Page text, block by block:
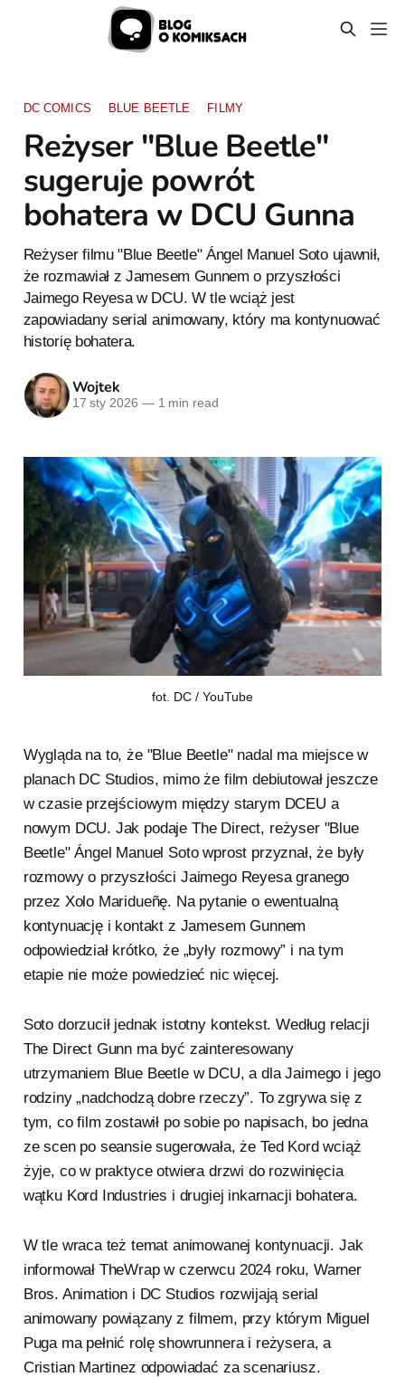
DC COMICS BLUE BEETLE FILMY
Reżyser "Blue Beetle"
sugeruje powrót
bohatera w DCU Gunna
Reżyser filmu "Blue Beetle" Ángel Manuel Soto ujawnił,
że rozmawiał z Jamesem Gunnem o przyszłości
Jaimego Reyesa w DCU. W tle wciąż jest
zapowiadany serial animowany, który ma kontynuować
historię bohatera.
Wojtek
17 sty 2026 —1 min read
fot. DC / YouTube
Wygląda na to, że "Blue Beetle" nadal ma miejsce w
planach DC Studios, mimo że film debiutował jeszcze
w czasie przejściowym między starym DCEU a
nowym DCU. Jak podaje The Direct, reżyser "Blue
Beetle" Ángel Manuel Soto wprost przyznał, że były
rozmowy o przyszłości Jaimego Reyesa granego
przez Xolo Maridueñę. Na pytanie o ewentualną
kontynuację i kontakt z Jamesem Gunnem
odpowiedział krótko, że „były rozmowy” i na tym
etapie nie może powiedzieć nic więcej.
Soto dorzucił jednak istotny kontekst. Według relacji
The Direct Gunn ma być zainteresowany
utrzymaniem Blue Beetle w DCU, a dla Jaimego i jego
rodziny „nadchodzą dobre rzeczy”. To zgrywa się z
tym, co film zostawił po sobie po napisach, bo jedna
ze scen po seansie sugerowała, że Ted Kord wciąż
żyje, co w praktyce otwiera drzwi do rozwinięcia
wątku Kord Industries i drugiej inkarnacji bohatera.
W tle wraca też temat animowanej kontynuacji. Jak
informował TheWrap w czerwcu 2024 roku, Warner
Bros. Animation i DC Studios rozwijają serial
animowany powiązany z filmem, przy którym Miguel
Puga ma pełnić rolę showrunnera i reżysera, a
Cristian Martinez odpowiadać za scenariusz.